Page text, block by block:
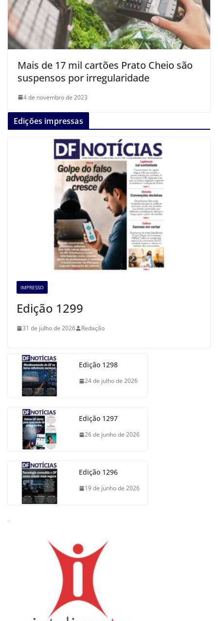
Mais de 17 mil cartões Prato Cheio são
suspensos por irregularidade
4 de novembro de 2023
Edições impressas
IMPRESSO
Edição 1299
31 de julho de 2026 Redação
Edição 1298
24 de julho de 2026
Edição 1297
26 de junho de 2026
Edição 1296
19 de junho de 2026